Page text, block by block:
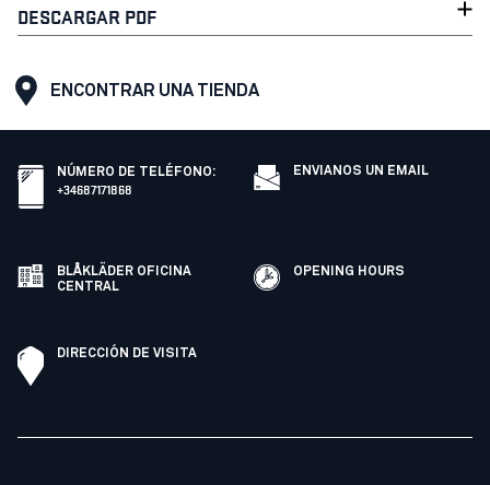
DESCARGAR PDF
ENCONTRAR UNA TIENDA
NÚMERO DE TELÉFONO:
+34687171868
ENVIANOS UN EMAIL
BLÅKLÄDER OFICINA
CENTRAL
OPENING HOURS
DIRECCIÓN DE VISITA